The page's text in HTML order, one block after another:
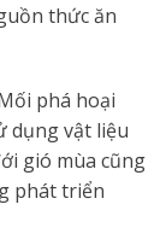
thức ăn
phá hoại
dụng vật liệu
gió mùa cũng
phát triển